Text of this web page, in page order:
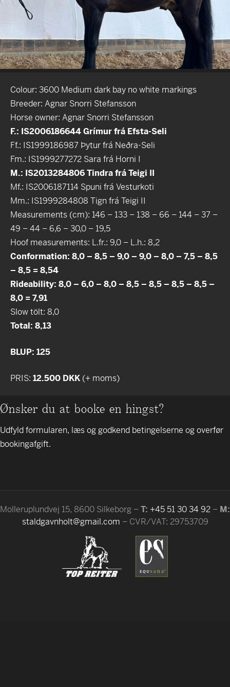
Colour: 3600 Medium dark bay no white markings
Breeder: Agnar Snorri Stefansson
Horse owner: Agnar Snorri Stefansson
F.: IS2006186644 Grímur frá Efsta-Seli
Ff.: IS1999186987 Þytur frá Neðra-Seli
Fm.: IS1999277272 Sara frá Horni I
M.: IS2013284806 Tindra frá Teigi II
Mf.: IS2006187114 Spuni frá Vesturkoti
Mm.: IS1999284808 Tign frá Teigi II
Measurements (cm): 146 – 133 – 138 – 66 – 144 – 37 –
49 – 44 – 6,6 – 30,0 – 19,5
Hoof measurements: L.fr.: 9,0 – L.h.: 8,2
Conformation: 8,0 – 8,5 – 9,0 – 9,0 – 8,0 – 7,5 – 8,5
– 8,5 = 8,54
Rideability: 8,0 – 6,0 – 8,0 – 8,5 – 8,5 – 8,5 – 8,5 –
8,0 = 7,91
Slow tölt: 8,0
Total: 8,13
BLUP: 125
PRIS: 12.500 DKK (+ moms)
Ønsker du at booke en hingst?
Udfyld formularen, læs og godkend betingelserne og overfør
bookingafgift.
Molleruplundvej 15, 8600 Silkeborg –T: +45 51 30 34 92 – M:
staldgavnholt@gmail.com – CVR/VAT: 29753709